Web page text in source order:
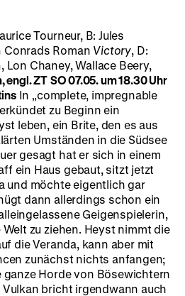
Tourneur, B: Jules
Conrads Roman Victory, D:
Lon Chaney, Wallace Beery,
engl. ZT SO 07.05. um 18.30 Uhr
In „complete, impregnable
zu Beginn ein
leben, ein Brite, den es aus
Umständen in die Südsee
gesagt hat er sich in einem
ein Haus gebaut, sitzt jetzt
und möchte eigentlich gar
dann allerdings schon ein
Geigenspielerin,
zu ziehen. Heyst nimmt die
die Veranda, kann aber mit
zunächst nichts anfangen;
ganze Horde von Bösewichtern
bricht irgendwann auch